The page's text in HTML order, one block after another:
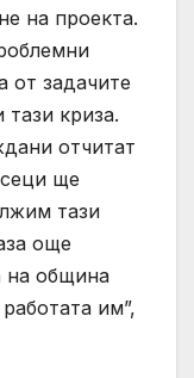
на проекта.
от задачите
криза.
отчитат
ще
тази
още
на община
им”,